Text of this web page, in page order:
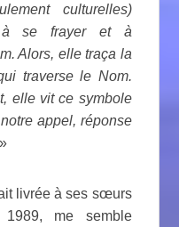
culturelles)
à se frayer et à
Alors, elle traça la
traverse le Nom.
elle vit ce symbole
appel, réponse
livrée à ses sœurs
me semble